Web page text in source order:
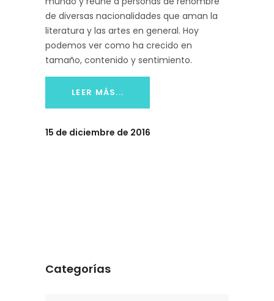
de diversas nacionalidades que aman la
literatura y las artes en general. Hoy
podemos ver como ha crecido en
tamaño, contenido y sentimiento.
LEER MÁS...
15 de diciembre de 2016
Categorías